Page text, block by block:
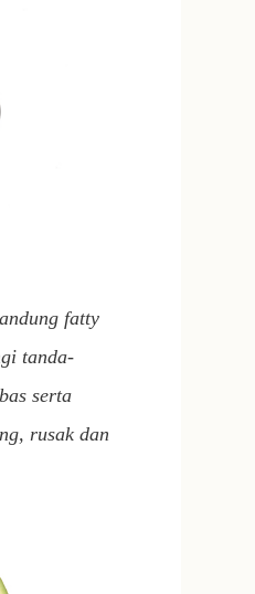
fatty
tanda-
serta
rusak dan